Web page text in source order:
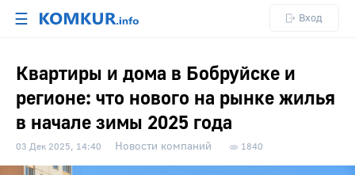
☰ Вход
Квартиры и дома в Бобруйске и
регионе: что нового на рынке жилья
в начале зимы 2025 года
03 Дек 2025, 14:40 Новости компаний 1840